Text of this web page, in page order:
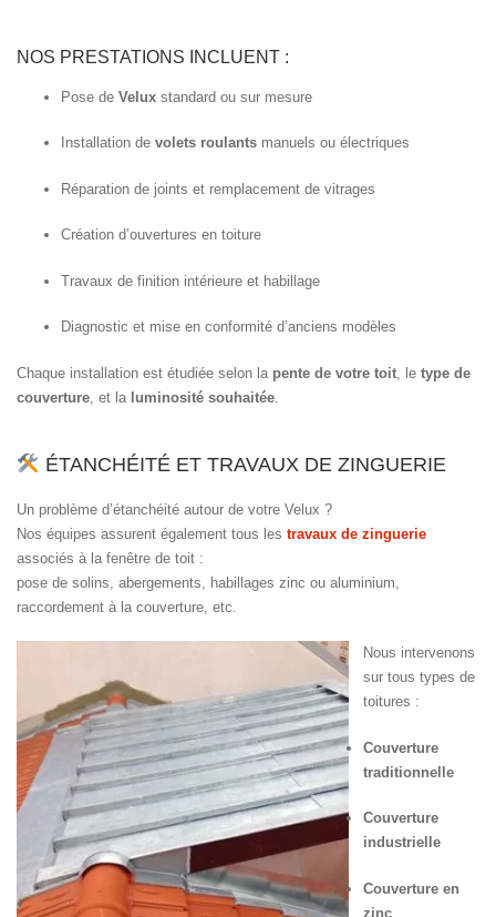
NOS PRESTATIONS INCLUENT :
Pose de Velux standard ou sur mesure
Installation de volets roulants manuels ou électriques
Réparation de joints et remplacement de vitrages
Création d’ouvertures en toiture
Travaux de finition intérieure et habillage
Diagnostic et mise en conformité d’anciens modèles
Chaque installation est étudiée selon la pente de votre toit , le type de
couverture , et la luminosité souhaitée
ÉTANCHÉITÉ ET TRAVAUX DE ZINGUERIE
Un problème d’étanchéité autour de votre Velux ?
Nos équipes assurent également tous les travaux de zinguerie
associés à la fenêtre de toit :
pose de solins, abergements, habillages zinc ou aluminium,
raccordement à la couverture, etc.
Nous intervenons
sur tous types de
toitures :
Couverture
traditionnelle
Couverture
industrielle
Couverture en
zinc